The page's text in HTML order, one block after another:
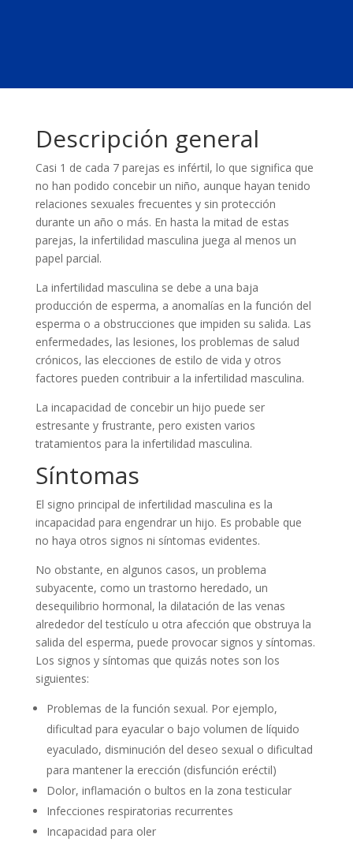
Descripción general
Casi 1 de cada 7 parejas es infértil, lo que significa que
no han podido concebir un niño, aunque hayan tenido
relaciones sexuales frecuentes y sin protección
durante un año o más. En hasta la mitad de estas
parejas, la infertilidad masculina juega al menos un
papel parcial.
La infertilidad masculina se debe a una baja
producción de esperma, a anomalías en la función del
esperma o a obstrucciones que impiden su salida. Las
enfermedades, las lesiones, los problemas de salud
crónicos, las elecciones de estilo de vida y otros
factores pueden contribuir a la infertilidad masculina.
La incapacidad de concebir un hijo puede ser
estresante y frustrante, pero existen varios
tratamientos para la infertilidad masculina.
Síntomas
El signo principal de infertilidad masculina es la
incapacidad para engendrar un hijo. Es probable que
no haya otros signos ni síntomas evidentes.
No obstante, en algunos casos, un problema
subyacente, como un trastorno heredado, un
desequilibrio hormonal, la dilatación de las venas
alrededor del testículo u otra afección que obstruya la
salida del esperma, puede provocar signos y síntomas.
Los signos y síntomas que quizás notes son los
siguientes:
Problemas de la función sexual. Por ejemplo,
dificultad para eyacular o bajo volumen de líquido
eyaculado, disminución del deseo sexual o dificultad
para mantener la erección (disfunción eréctil)
Dolor, inflamación o bultos en la zona testicular
Infecciones respiratorias recurrentes
Incapacidad para oler